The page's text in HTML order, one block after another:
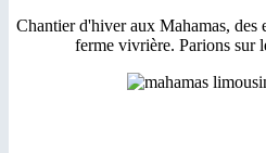
Chantier d'hiver aux Mahamas, des
ferme vivrière. Parions sur